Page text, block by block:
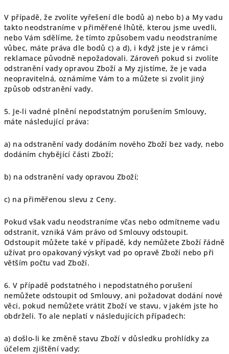
V případě, že zvolíte vyřešení dle bodů a) nebo b) a My vadu
takto neodstraníme v přiměřené lhůtě, kterou jsme uvedli,
nebo Vám sdělíme, že tímto způsobem vadu neodstraníme
vůbec, máte práva dle bodů c) a d), i když jste je v rámci
reklamace původně nepožadovali. Zároveň pokud si zvolíte
odstranění vady opravou Zboží a My zjistíme, že je vada
neopravitelná, oznámíme Vám to a můžete si zvolit jiný
způsob odstranění vady.
5. Je-li vadné plnění nepodstatným porušením Smlouvy,
máte následující práva:
a) na odstranění vady dodáním nového Zboží bez vady, nebo
dodáním chybějící části Zboží;
b) na odstranění vady opravou Zboží;
c) na přiměřenou slevu z Ceny.
Pokud však vadu neodstraníme včas nebo odmítneme vadu
odstranit, vzniká Vám právo od Smlouvy odstoupit.
Odstoupit můžete také v případě, kdy nemůžete Zboží řádně
užívat pro opakovaný výskyt vad po opravě Zboží nebo při
větším počtu vad Zboží.
6. V případě podstatného i nepodstatného porušení
nemůžete odstoupit od Smlouvy, ani požadovat dodání nové
věci, pokud nemůžete vrátit Zboží ve stavu, v jakém jste ho
obdrželi. To ale neplatí v následujících případech:
a) došlo-li ke změně stavu Zboží v důsledku prohlídky za
účelem zjištění vady;